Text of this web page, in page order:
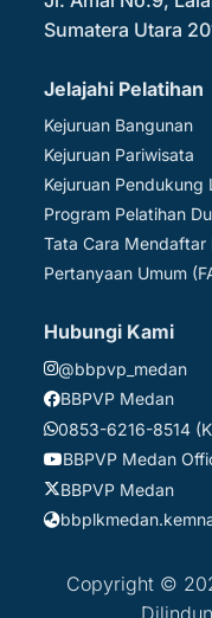
Sumatera Utara
Jelajahi Pelatihan
Kejuruan Bangunan
Kejuruan Pariwisata
Kejuruan Pendukung
Program Pelatihan
Tata Cara Mendaftar
Pertanyaan Umum
Hubungi Kami
@bbpvp_medan
BBPVP Medan
0853-6216-8514
BBPVP Medan
BBPVP Medan
Copyright ©